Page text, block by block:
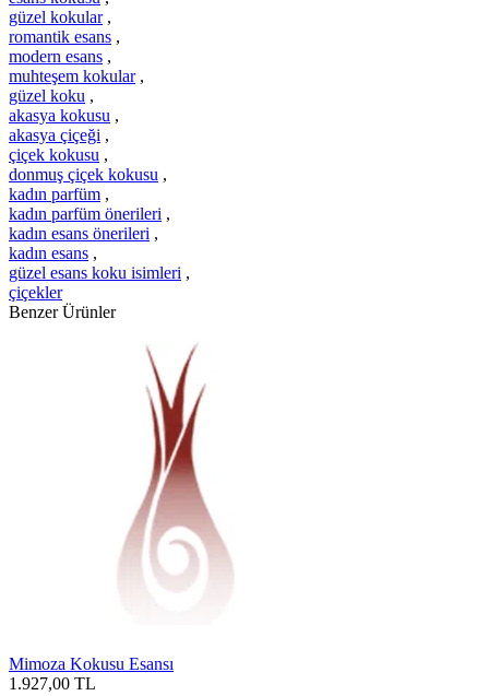
güzel kokular ,
romantik esans ,
modern esans ,
muhteşem kokular ,
güzel koku ,
akasya kokusu ,
akasya çiçeği ,
çiçek kokusu ,
donmuş çiçek kokusu ,
kadın parfüm ,
kadın parfüm önerileri ,
kadın esans önerileri ,
kadın esans ,
güzel esans koku isimleri ,
çiçekler
Benzer Ürünler
Mimoza Kokusu Esansı
1.927,00 TL